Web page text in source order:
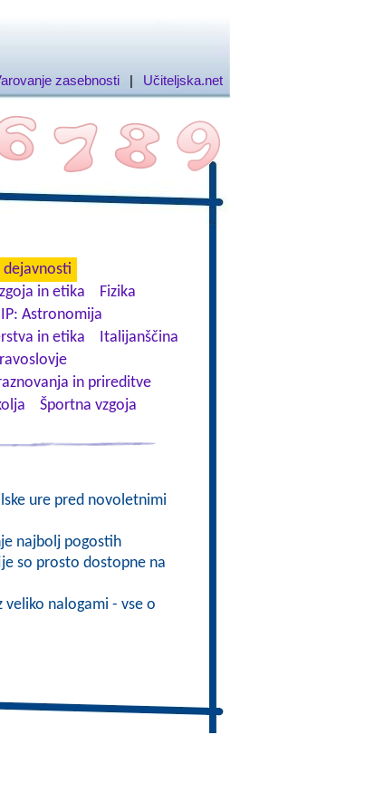
zasebnosti | Učiteljska.net
dejavnosti
in etika
Fizika
IP: Astronomija
in etika
Italijanščina
in prireditve
Športna vzgoja
ure pred novoletnimi
najbolj pogostih
so prosto dostopne na
veliko nalogami - vse o